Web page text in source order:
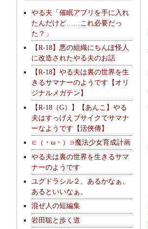
やる夫「催眠アプリを手に入れ
たんだけど……これ必要だっ
た？」
【R-18】悪の組織にちんぽ怪人
に改造されたやる夫のお話
【R-18】やる夫は裏の世界を生
きるサマナーのようです【オリ
ジナルメガテン】
【R-18（G）】【あんこ】やる
夫はすっげえブサイクでサマナ
ーなようです【活俠傳】
∈（・ω・）∋魔法少女育成計画
やる夫は裏の世界を生きるサマ
ナーのようです
ユグドラシル２、あるかなぁ、
あるといいなぁ。
混ぜ人の短編集
岩田聡と歩く道